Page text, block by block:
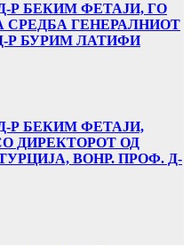
Р БЕКИМ ФЕТАЈИ, ГО
ГЕНЕРАЛНИОТ
Р БУРИМ ЛАТИФИ
Р БЕКИМ ФЕТАЈИ,
ДИРЕКТОРОТ ОД
ВОНР. ПРОФ. Д-